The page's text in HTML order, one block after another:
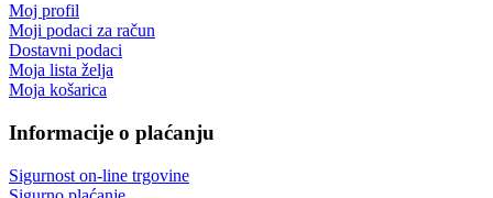
Moj profil
Moji podaci za račun
Dostavni podaci
Moja lista želja
Moja košarica
Informacije o plaćanju
Sigurnost on-line trgovine